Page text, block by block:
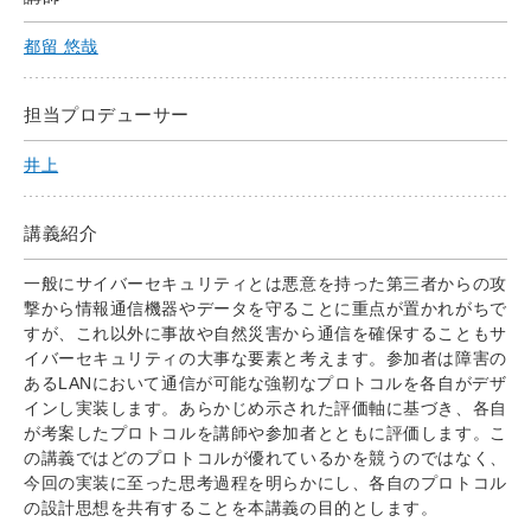
都留 悠哉
担当プロデューサー
井上
講義紹介
一般にサイバーセキュリティとは悪意を持った第三者からの攻
撃から情報通信機器やデータを守ることに重点が置かれがちで
すが、これ以外に事故や自然災害から通信を確保することもサ
イバーセキュリティの大事な要素と考えます。参加者は障害の
あるLANにおいて通信が可能な強靭なプロトコルを各自がデザ
インし実装します。あらかじめ示された評価軸に基づき、各自
が考案したプロトコルを講師や参加者とともに評価します。こ
の講義ではどのプロトコルが優れているかを競うのではなく、
今回の実装に至った思考過程を明らかにし、各自のプロトコル
の設計思想を共有することを本講義の目的とします。